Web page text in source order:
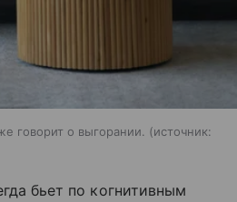
говорит о выгорании.
источник:
бьет по когнитивным